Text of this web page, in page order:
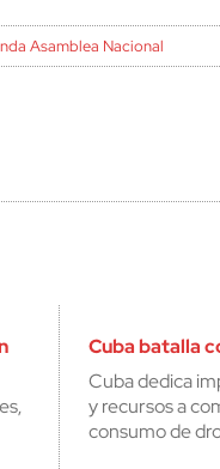
Asamblea Nacional
Cuba batalla
Cuba dedica
y recursos a
consumo de